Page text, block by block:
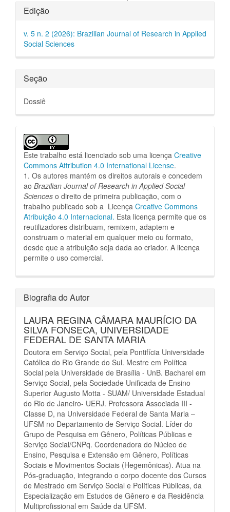
Detalhes
do
artigo
Edição
v. 5 n. 2 (2026): Brazilian Journal of Research in Applied
Social Sciences
Seção
Dossiê
Este trabalho está licenciado sob uma licença Creative
Commons Attribution 4.0 International License.
1. Os autores mantém os direitos autorais e concedem
ao Brazilian Journal of Research in Applied Social
Sciences o direito de primeira publicação, com o
trabalho publicado sob a Licença Creative Commons
Atribuição 4.0 Internacional. Esta licença permite que os
reutilizadores distribuam, remixem, adaptem e
construam o material em qualquer meio ou formato,
desde que a atribuição seja dada ao criador. A licença
permite o uso comercial.
Biografia do Autor
LAURA REGINA CÂMARA MAURÍCIO DA
SILVA FONSECA, UNIVERSIDADE
FEDERAL DE SANTA MARIA
Doutora em Serviço Social, pela Pontifícia Universidade
Católica do Rio Grande do Sul. Mestre em Política
Social pela Universidade de Brasília - UnB. Bacharel em
Serviço Social, pela Sociedade Unificada de Ensino
Superior Augusto Motta - SUAM/ Universidade Estadual
do Rio de Janeiro- UERJ. Professora Associada III -
Classe D, na Universidade Federal de Santa Maria –
UFSM no Departamento de Serviço Social. Líder do
Grupo de Pesquisa em Gênero, Políticas Públicas e
Serviço Social/CNPq. Coordenadora do Núcleo de
Ensino, Pesquisa e Extensão em Gênero, Políticas
Sociais e Movimentos Sociais (Hegemônicas). Atua na
Pós-graduação, integrando o corpo docente dos Cursos
de Mestrado em Serviço Social e Políticas Públicas, da
Especialização em Estudos de Gênero e da Residência
Multiprofissional em Saúde da UFSM.